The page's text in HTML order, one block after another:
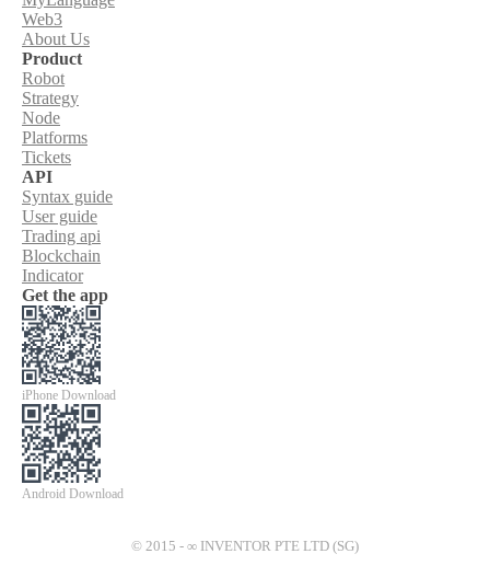
Web3
About Us
Product
Robot
Strategy
Node
Platforms
Tickets
API
Syntax guide
User guide
Trading api
Blockchain
Indicator
Get the app
iPhone Download
Android Download
© 2015 - ∞ INVENTOR PTE LTD (SG)